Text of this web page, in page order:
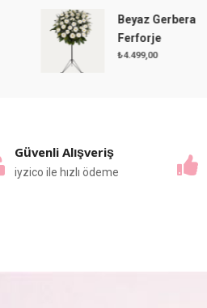
Beyaz Gerbera
Ferforje
4.499,00
Güvenli Alışveriş
iyzico ile hızlı ödeme